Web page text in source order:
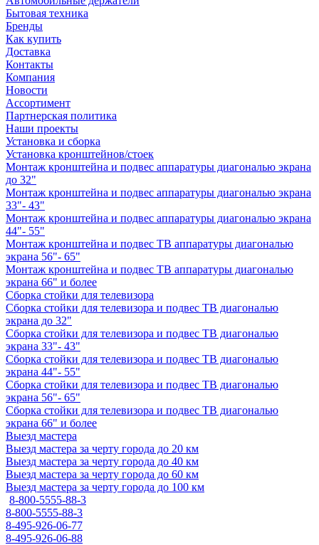
Бытовая техника
Бренды
Как купить
Доставка
Контакты
Компания
Новости
Ассортимент
Партнерская политика
Наши проекты
Установка и сборка
Установка кронштейнов/стоек
Монтаж кронштейна и подвес аппаратуры диагональю экрана
до 32"
Монтаж кронштейна и подвес аппаратуры диагональю экрана
33"- 43"
Монтаж кронштейна и подвес аппаратуры диагональю экрана
44"- 55"
Монтаж кронштейна и подвес ТВ аппаратуры диагональю
экрана 56"- 65"
Монтаж кронштейна и подвес ТВ аппаратуры диагональю
экрана 66" и более
Сборка стойки для телевизора
Сборка стойки для телевизора и подвес ТВ диагональю
экрана до 32"
Сборка стойки для телевизора и подвес ТВ диагональю
экрана 33"- 43"
Сборка стойки для телевизора и подвес ТВ диагональю
экрана 44"- 55"
Сборка стойки для телевизора и подвес ТВ диагональю
экрана 56"- 65"
Сборка стойки для телевизора и подвес ТВ диагональю
экрана 66" и более
Выезд мастера
Выезд мастера за черту города до 20 км
Выезд мастера за черту города до 40 км
Выезд мастера за черту города до 60 км
Выезд мастера за черту города до 100 км
8-800-5555-88-3
8-800-5555-88-3
8-495-926-06-77
8-495-926-06-88